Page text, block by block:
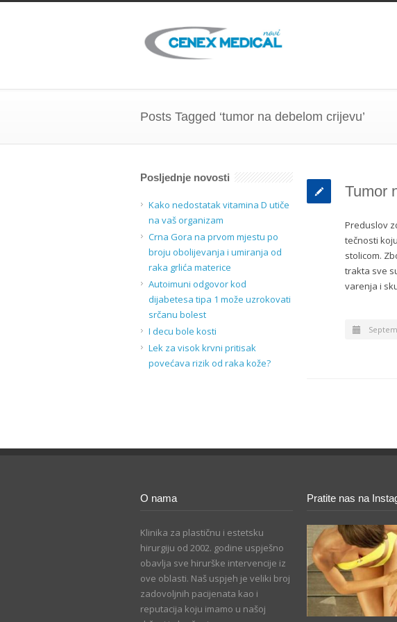
Posts Tagged ‘tumor na debelom crijevu’
Tumor
Preduslov
tečnosti
stolicom.
trakta sve
varenja i
Posljednje novosti
Kako nedostatak vitamina D utiče
na vaš organizam
Crna Gora na prvom mjestu po
broju obolijevanja i umiranja od
raka grlića materice
Autoimuni odgovor kod
dijabetesa tipa 1 može uzrokovati
srčanu bolest
I decu bole kosti
Lek za visok krvni pritisak
povećava rizik od raka kože?
O nama
Klinika za plastičnu i estetsku
hirurgiju od 2002. godine uspješno
obavlja sve hirurške intervencije iz
ove oblasti. Naš uspjeh je veliki broj
zadovoljnih pacijenata kao i
reputacija koju imamo u našoj
Pratite nas na